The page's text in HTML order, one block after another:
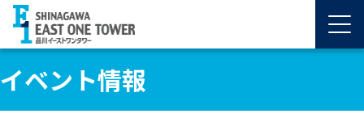
イベント情報